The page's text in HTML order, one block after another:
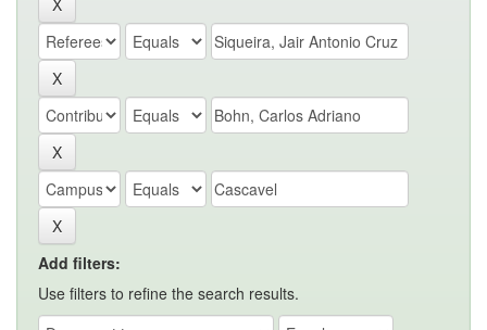
Add filters:
Use filters to refine the search results.